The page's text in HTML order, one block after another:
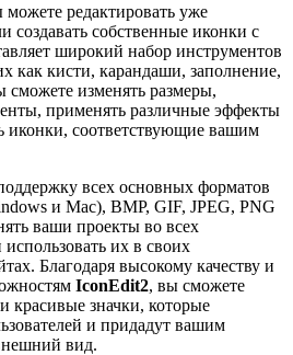
можете редактировать уже
создавать собственные иконки с
широкий набор инструментов
как кисти, карандаши, заполнение,
изменять размеры,
применять различные эффекты
иконки, соответствующие вашим
всех основных форматов
и Mac), BMP, GIF, JPEG, PNG
ваши проекты во всех
их в своих
Благодаря высокому качеству и
IconEdit2, вы сможете
красивые значки, которые
и придадут вашим
вид.